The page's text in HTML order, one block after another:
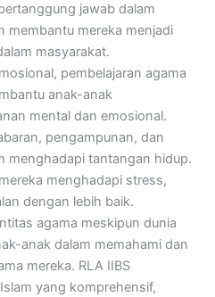
jawab dalam
membantu mereka menjadi
masyarakat.
pembelajaran agama
anak-anak
mental dan emosional.
pengampunan, dan
menghadapi tantangan hidup.
menghadapi stress,
dengan lebih baik.
agama meskipun dunia
anak dalam memahami dan
mereka. RLA IIBS
yang komprehensif,